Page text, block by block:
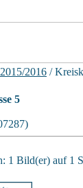
2016 /
5
1 Bild(er) auf 1